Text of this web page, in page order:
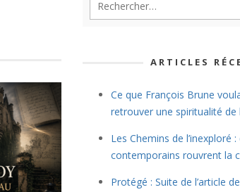
ARTICLES
Ce que François Brune
retrouver une spiritualité de
Les Chemins de l’inexploré
contemporains rouvrent la
Protégé : Suite de l’article